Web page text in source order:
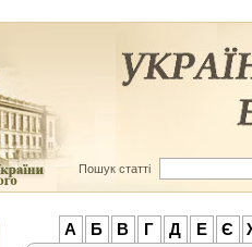
Пошук статті
А Б В Г Д Е Є